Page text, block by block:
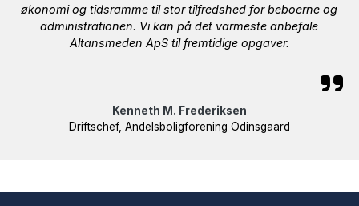
økonomi og tidsramme til stor tilfredshed for beboerne og
administrationen. Vi kan på det varmeste anbefale
Altansmeden ApS til fremtidige opgaver.
Kenneth M. Frederiksen
Driftschef, Andelsboligforening Odinsgaard